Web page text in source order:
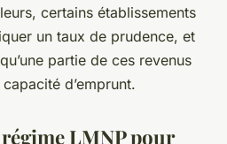
certains établissements
un taux de prudence, et
partie de ces revenus
d’emprunt.
LMNP pour